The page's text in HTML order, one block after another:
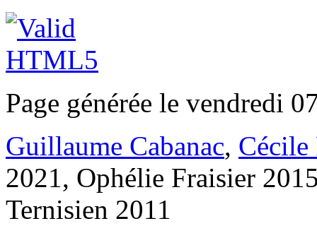
Page générée le vendredi
Guillaume Cabanac, Cécile
2021, Ophélie Fraisier
Ternisien 2011